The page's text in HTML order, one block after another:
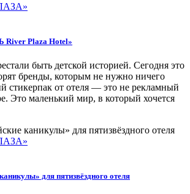
River Plaza Hotel»
быть детской историей. Сегодня это
бренды, которым не нужно ничего
стикерпак от отеля — это не рекламный
Это маленький мир, в который хочется
для пятизвёздного отеля